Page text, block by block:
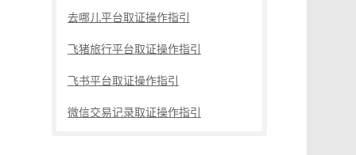
去哪儿平台取证操作指引
飞猪旅行平台取证操作指引
飞书平台取证操作指引
微信交易记录取证操作指引